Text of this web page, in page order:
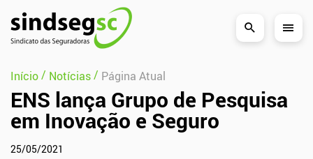
Pular Navegação (s)
Início/ Notícias/ Página Atual
ENS lança Grupo de Pesquisa
em Inovação e Seguro
25/05/2021